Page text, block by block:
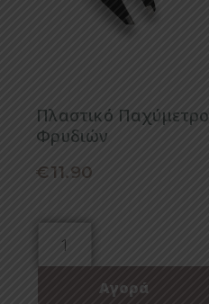
Πλαστικό Παχύμετρο
Φρυδιών
€11.90